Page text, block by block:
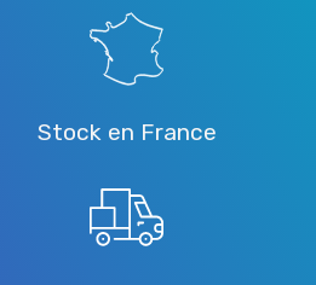
Stock en France